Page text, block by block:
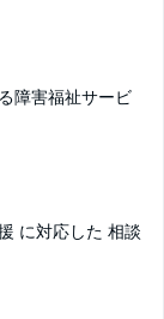
障害福祉サービ
に対応した 相談